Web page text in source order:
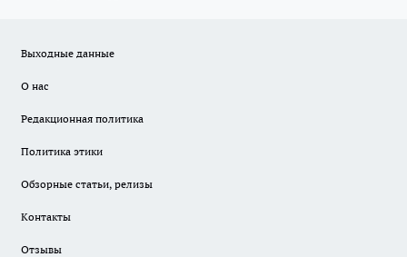
Выходные данные
О нас
Редакционная политика
Политика этики
Обзорные статьи, релизы
Контакты
Отзывы